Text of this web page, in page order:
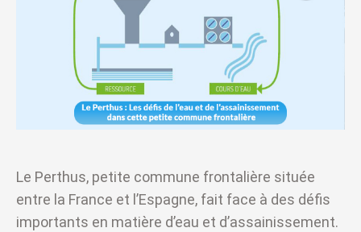
Le Perthus, petite commune frontalière située
entre la France et l’Espagne, fait face à des défis
importants en matière d’eau et d’assainissement.